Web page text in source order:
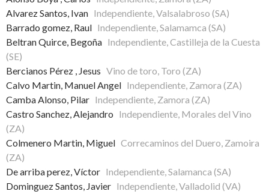
Alvarez Santos, Ivan Independiente, Valsalabroso (SA)
Barrado gomez, Raul Independiente, Salamamca (SA)
Beltran Quirce, Begoña Independiente, Castilleja de la Cuesta
(SE)
Bercianos Pérez , Jesus Vino de toro, Toro (ZA)
Calvo Martin, Manuel Angel Independiente, Zamora (ZA)
Camba Alonso, Pilar Independiente, Zamora (ZA)
Castro Sanchez, Alejandro Independiente, Morales del Vino
(ZA)
Colmenero Martin, Miguel Correcaminos del Duero, Zamoira
(ZA)
De arriba perez, Víctor Independiente, Salamanca (SA)
Dominguez Santos, Javier Independiente, Valladolid (VA)